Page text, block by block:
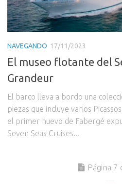
NAVEGANDO 17/11/2023
El museo flotante del
Grandeur
El barco lleva a bordo una
piezas que incluye varios
el primer huevo de Fabergé
Seven Seas Cruises...
Página 7